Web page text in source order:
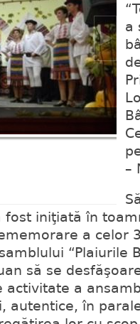
a
–
fost iniţiată în
a celor
“Plaiurile
să se
activitate a
autentice, în